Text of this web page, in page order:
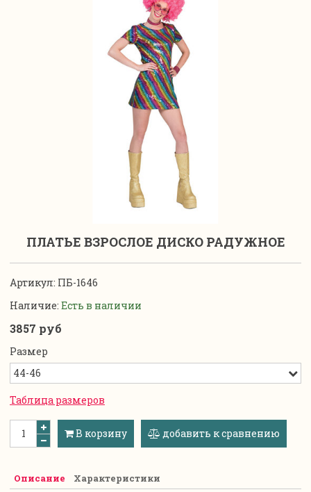
ПЛАТЬЕ ВЗРОСЛОЕ ДИСКО РАДУЖНОЕ
Артикул: ПБ-1646
Наличие: Есть в наличии
3857 руб
Размер
Таблица размеров
В корзину добавить к сравнению
Описание Характеристики